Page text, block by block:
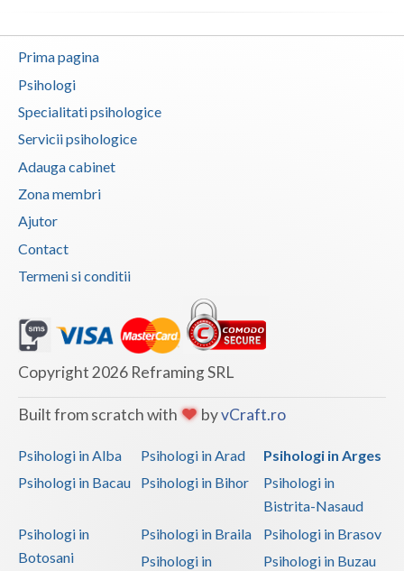
Sibiu
Suceava
Teleorman
Timis
Valcea
Vaslui
Prima pagina
Psihologi
Specialitati psihologice
Servicii psihologice
Adauga cabinet
Zona membri
Ajutor
Contact
Termeni si conditii
Copyright 2026 Reframing SRL
Built from scratch with byvCraft.ro
Psihologi in Alba Psihologi in Arad
Psihologi in Arges
Psihologi in Bacau
Psihologi in Bihor
Psihologi in
Bistrita-Nasaud
Psihologi in
Botosani
Psihologi in Braila
Psihologi in Brasov
Psihologi in
Psihologi in Buzau